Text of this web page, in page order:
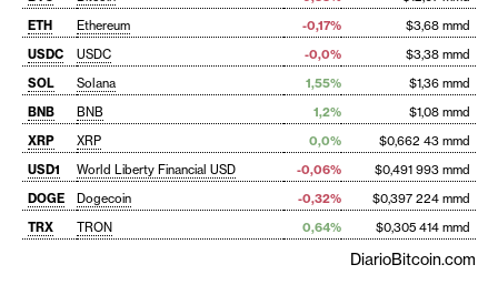
ETH
Ethereum -0,17%
$3,68 mmd
USDC
USDC -0,0%
$3,38 mmd
SOL
Solana 1,55%
$1,36 mmd
BNB
BNB 1,2%
$1,08 mmd
XRP
XRP 0,0%
$0,662 43 mmd
USD1
World Liberty Financial USD -0,06%
$0,491 993 mmd
DOGE
Dogecoin -0,32%
$0,397 224 mmd
TRX
TRON 0,64% $0,305 414 mmd
DiarioBitcoin.com